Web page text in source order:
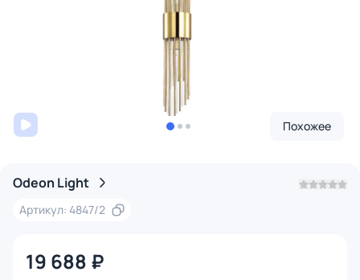
Похожее
Odeon Light
Артикул: 4847/2
19 688 ₽